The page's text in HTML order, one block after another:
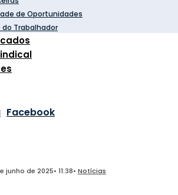
de Oportunidades
do Trabalhador
Facebook
junho de 2025• 11:38• Notícias